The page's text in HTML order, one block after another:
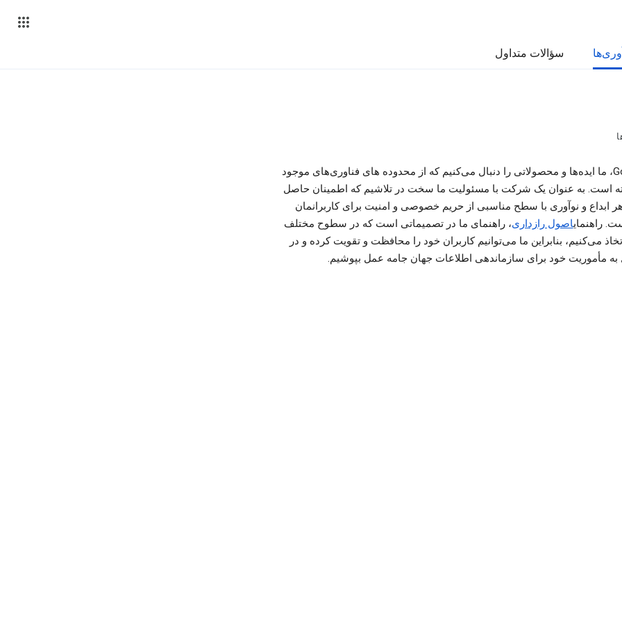
سؤالات متداول
در Google، ما ایده‌ها و محصولاتی را دنبال می‌کنیم که از محدوده های فناوری‌های موجود
است. به عنوان یک شرکت با مسئولیت ما سخت در تلاشیم که اطمینان حاصل
ابداع و نوآوری با سطح مناسبی از حریم خصوصی و امنیت برای کاربرانمان
راهنمایاصول رازداری، راهنمای ما در تصمیماتی است که در سطوح مختلف
می‌کنیم، بنابراین ما می‌توانیم کاربران خود را محافظت و تقویت کرده و در
مأموریت خود برای سازماندهی اطلاعات جهان جامه عمل بپوشیم.